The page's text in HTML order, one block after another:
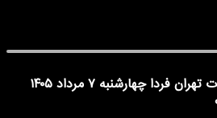
فوری | ادارات تهران فردا چهارشنبه ۷ مرداد ۱۴۰۵